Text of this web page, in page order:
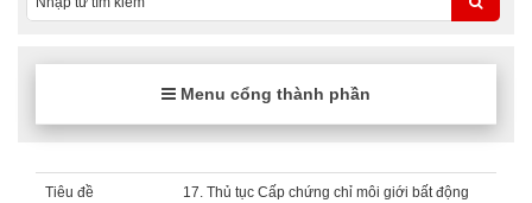
Menu cổng thành phần
Tiêu đề
17. Thủ tục Cấp chứng chỉ môi giới bất động